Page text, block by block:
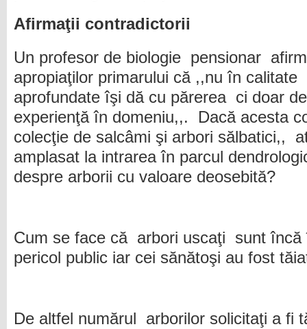
Afirmaţii contradictorii
Un profesor de biologie pensionar
apropiaţilor primarului că ,,nu în
aprofundate îşi dă cu părerea ci doar
experienţă în domeniu,,. Dacă acesta
colecţie de salcâmi şi arbori sălbatici,,
amplasat la intrarea în parcul
despre arborii cu valoare deosebită?
Cum se face că arbori uscaţi sunt încă
pericol public iar cei sănătoşi au fost
De altfel numărul arborilor solicitaţi a fi